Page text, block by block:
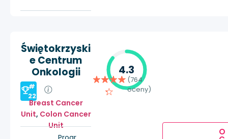
Świętokrzyski
e Centrum
Onkologii
#
22
Breast Cancer
Unit, Colon Cancer
Unit
4.3
(764
oceny)
O